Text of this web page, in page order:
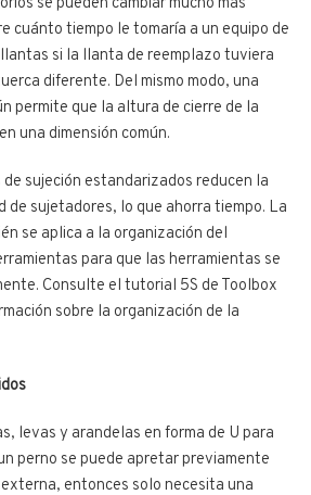
cuánto tiempo le tomaría a un equipo de
si la llanta de reemplazo tuviera
diferente. Del mismo modo, una
permite que la altura de cierre de la
una dimensión común.
sujeción estandarizados reducen la
de sujetadores, lo que ahorra tiempo. La
se aplica a la organización del
para que las herramientas se
Consulte el tutorial 5S de Toolbox
sobre la organización de la
levas y arandelas en forma de U para
perno se puede apretar previamente
entonces solo necesita una